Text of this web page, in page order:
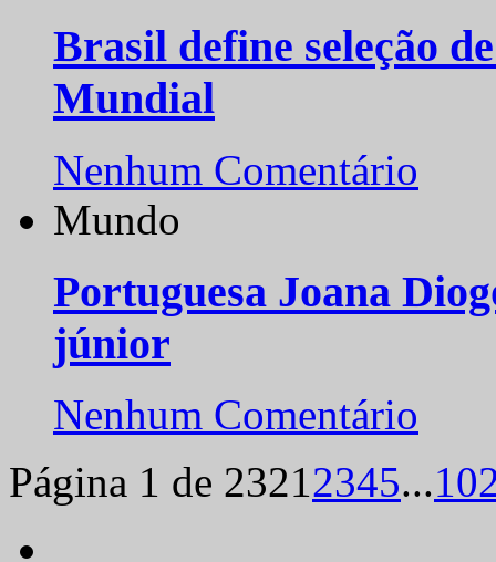
Brasil define seleção
Mundial
Nenhum Comentário
Mundo
Portuguesa Joana
júnior
Nenhum Comentário
Página 1 de 23212345...10